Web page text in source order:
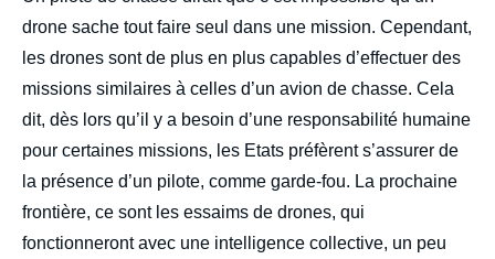
drone sache tout faire seul dans une mission. Cependant,
les drones sont de plus en plus capables d’effectuer des
missions similaires à celles d’un avion de chasse. Cela
dit, dès lors qu’il y a besoin d’une responsabilité humaine
pour certaines missions, les Etats préfèrent s’assurer de
la présence d’un pilote, comme garde-fou. La prochaine
frontière, ce sont les essaims de drones, qui
fonctionneront avec une intelligence collective, un peu